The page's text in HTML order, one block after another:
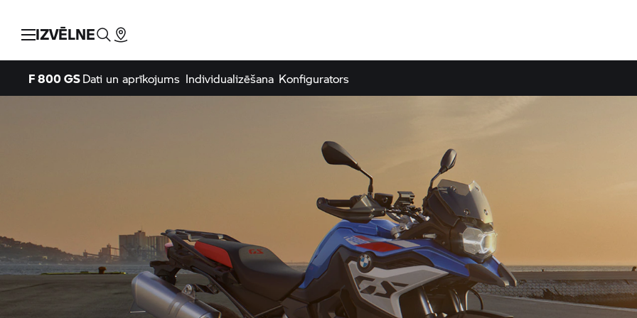
IZVĒLNE
F 800 GSDati un aprīkojums Individualizēšana Konfigurators